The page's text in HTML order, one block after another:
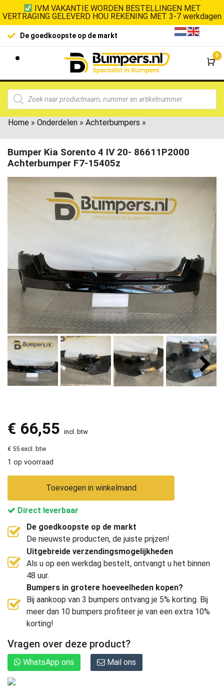
IVM VAKANTIE WORDEN BESTELLINGEN MET
VERTRAGING GELEVERD HOU REKENING MET 3-7 werkdagen
De goedkoopste op de markt
0
Home » Onderdelen » Achterbumpers »
Bumper Kia Sorento 4 IV 20- 86611P2000
Achterbumper F7-15405z
€ 66,55 incl. btw
€ 55 excl. btw
1 op voorraad
Toevoegen in winkelmand
Direct leverbaar
De goedkoopste op de markt
De nieuwste producten, de juiste prijzen!
Uitgebreide verzendingsmogelijkheden
Als u op een werkdag bestelt, ontvangt u het binnen
48 uur.
Bumpers in grotere hoeveelheden kopen?
Bij aankoop van 3 bumpers ontvang je 5% korting. Bij
meer dan 10 bumpers profiteer je van een extra 10%
korting!
Vragen over deze product?
WhatsApp ons Mail ons